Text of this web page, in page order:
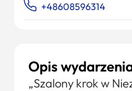
Opis
„Szalony krok w
+48608596314